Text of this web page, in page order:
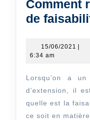
Comment
de
15/06/2021 15/
|
6:34 am
Lorsqu’on a un projet de construction ou
d’extension, il
quelle est la
ce soit en